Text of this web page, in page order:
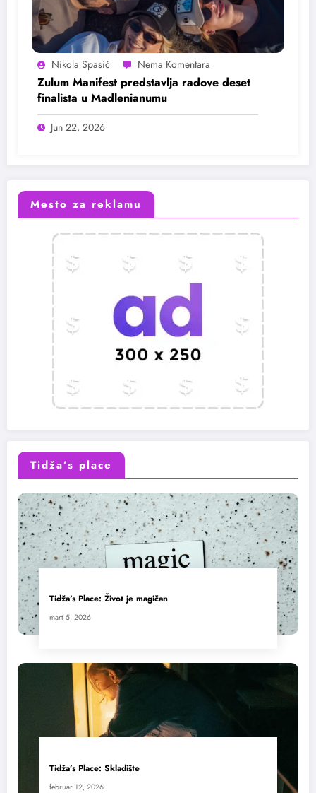
Nikola Spasić
Zulum Manifest predstavlja radove deset
finalista u Madlenianumu
Jun 22, 2026
Mesto za reklamu
Tidža’s place
Tidža’s Place: Život je magičan
mart 5, 2026
Tidža’s Place: Skladište
februar 12, 2026